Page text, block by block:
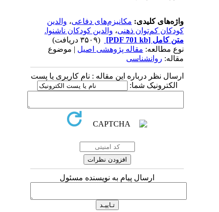
واژه‌های کلیدی:مکانیزم‌های دفاعی،والدین
کودکان کم‌توان ذهنی،والدین کودکان ناشنوا.
متن کامل[PDF 701 kb]
نوع مطالعه:مقاله پژوهشی اصیل| موضوع
مقاله:روانشناسی
ارسال نظر درباره این مقاله : نام کاربری یا پست
الکترونیک شما:
ارسال پیام به نویسنده مسئول